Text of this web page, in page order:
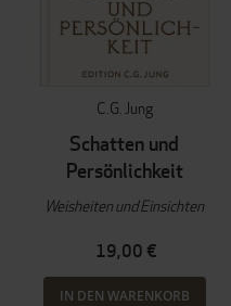
C.G. Jung
Schatten und
Persönlichkeit
Weisheiten und Einsichten
19,00 €
IN DEN WARENKORB